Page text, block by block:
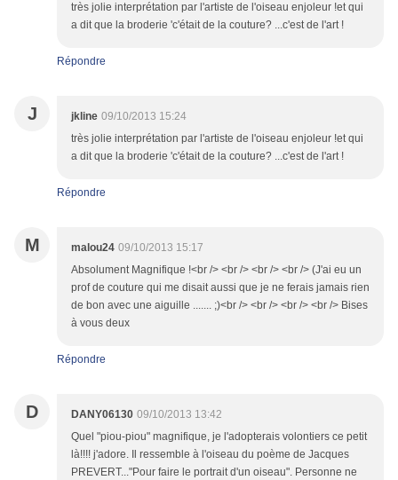
très jolie interprétation par l'artiste de l'oiseau enjoleur !et qui
a dit que la broderie 'c'était de la couture? ...c'est de l'art !
Répondre
J jkline 09/10/2013 15:24
très jolie interprétation par l'artiste de l'oiseau enjoleur !et qui
a dit que la broderie 'c'était de la couture? ...c'est de l'art !
Répondre
M malou24 09/10/2013 15:17
Absolument Magnifique !<br /> <br /> <br /> <br /> (J'ai eu un
prof de couture qui me disait aussi que je ne ferais jamais rien
de bon avec une aiguille ....... ;)<br /> <br /> <br /> <br /> Bises
à vous deux
Répondre
D DANY06130 09/10/2013 13:42
Quel "piou-piou" magnifique, je l'adopterais volontiers ce petit
là!!!! j'adore. Il ressemble à l'oiseau du poème de Jacques
PREVERT..."Pour faire le portrait d'un oiseau". Personne ne